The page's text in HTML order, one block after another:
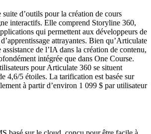
d’outils pour la création de cours
interactifs. Elle comprend Storyline 360,
qui permettent aux développeurs de
attrayantes. Bien qu’Articulate
de l’IA dans la création de contenu,
intégrée que dans One Course.
pour Articulate 360 se situent
4,6/5 étoiles. La tarification est basée sur
à partir d’environ 1 099 $ par utilisateur